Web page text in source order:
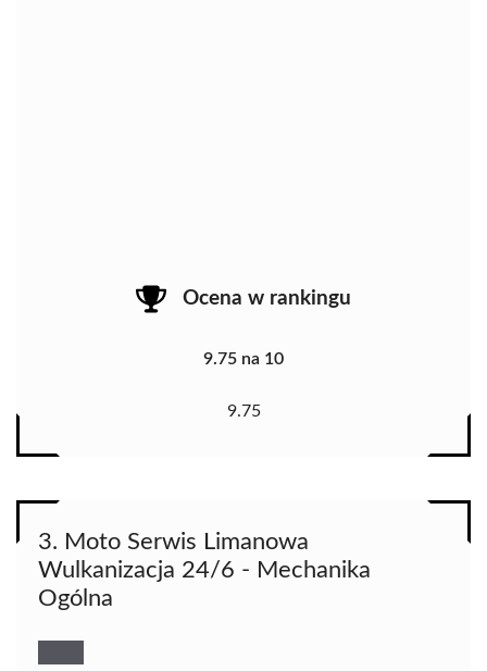
Ocena w rankingu
9.75 na 10
9.75
3. Moto Serwis Limanowa
Wulkanizacja 24/6 - Mechanika
Ogólna